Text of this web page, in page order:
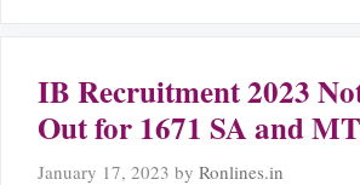
IB Recruitment 2023
Out for 1671 SA and
January 17, 2023 by Ronlines.in